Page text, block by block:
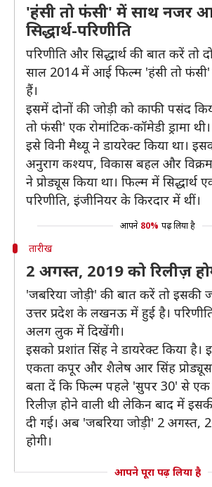
'हंसी तो फंसी' में साथ नजर
सिद्धार्थ-परिणीति
परिणीति और सिद्धार्थ की बात करें तो
साल 2014 में आई फिल्म 'हंसी तो
हैं।
इसमें दोनों की जोड़ी को काफी पसंद
तो फंसी' एक रोमांटिक-कॉमेडी ड्रामा थी।
इसे विनी मैथ्यू ने डायरेक्ट किया था।
अनुराग कश्यप, विकास बहल और
ने प्रोड्यूस किया था। फिल्म में
परिणीति, इंजीनियर के किरदार में थीं।
आपने 80% पढ़ लिया है
तारीख
2 अगस्त, 2019 को रिलीज़
'जबरिया जोड़ी' की बात करें तो इसकी
उत्तर प्रदेश के लखनऊ में हुई है।
अलग लुक में दिखेंगी।
इसको प्रशांत सिंह ने डायरेक्ट किया है।
एकता कपूर और शैलेष आर सिंह
बता दें कि फिल्म पहले 'सुपर 30' से एक
रिलीज़ होने वाली थी लेकिन बाद में
दी गई। अब 'जबरिया जोड़ी' 2 अगस्त,
होगी।
आपने पूरा पढ़ लिया है